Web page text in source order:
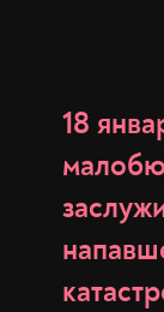
18